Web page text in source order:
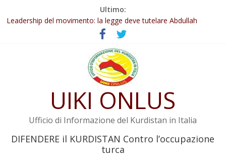
Ultimo:
Abdullah Öcalan: Le legge negativa deve essere trasformata in
legge positiva
Leadership del movimento: la legge deve tutelare Abdullah
Commissione donne del KNK: Şengal è di nuovo sotto minaccia
Non tenere conto della situazione di Rêber Apo ostacolerebbe
Il KNK chiede un’azione internazionale contro i crimini di guerra
UIKI ONLUS
Ufficio di Informazione del Kurdistan in Italia
DIFENDERE il KURDISTAN Contro l’occupazione
turca